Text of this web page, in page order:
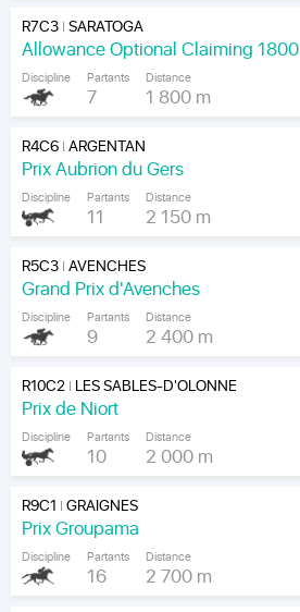
R7C3|SARATOGA
Allowance Optional Claiming 1800
Discipline Partants
7
Distance
1 800 m
R4C6|ARGENTAN
Prix Aubrion du Gers
Discipline Partants
11
Distance
2 150 m
R5C3|AVENCHES
Grand Prix d'Avenches
Discipline Partants
9
Distance
2 400 m
R10C2| LES SABLES-D'OLONNE
Prix de Niort
Discipline Partants
10
Distance
2 000 m
R9C1 |GRAIGNES
Prix Groupama
Discipline Partants
16
Distance
2 700 m